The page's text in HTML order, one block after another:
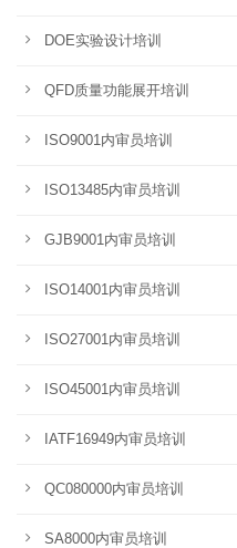
DOE实验设计培训
QFD质量功能展开培训
ISO9001内审员培训
ISO13485内审员培训
GJB9001内审员培训
ISO14001内审员培训
ISO27001内审员培训
ISO45001内审员培训
IATF16949内审员培训
QC080000内审员培训
SA8000内审员培训